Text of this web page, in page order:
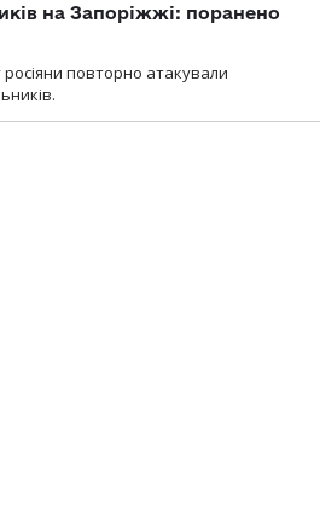
на Запоріжжі: поранено
росіяни повторно атакували